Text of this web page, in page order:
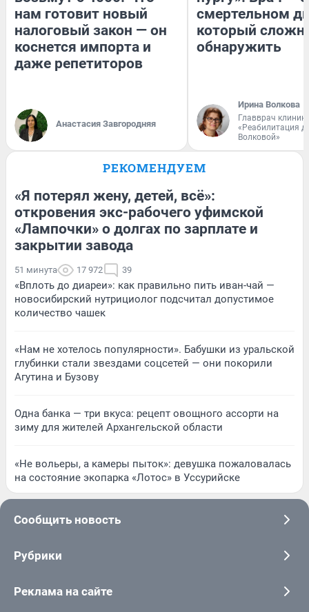
нам готовит новый
налоговый закон — он
коснется импорта и
даже репетиторов
Анастасия Завгородняя
смертельном
который
обнаружить
Ирина Волкова
Главврач
«Реабилитация
Волковой»
РЕКОМЕНДУЕМ
«Я потерял жену, детей, всё»:
откровения экс-рабочего уфимской
«Лампочки» о долгах по зарплате и
закрытии завода
51 минута 17 972 39
«Вплоть до диареи»: как правильно пить иван-чай —
новосибирский нутрициолог подсчитал допустимое
количество чашек
«Нам не хотелось популярности». Бабушки из уральской
глубинки стали звездами соцсетей — они покорили
Агутина и Бузову
Одна банка — три вкуса: рецепт овощного ассорти на
зиму для жителей Архангельской области
«Не вольеры, а камеры пыток»: девушка пожаловалась
на состояние экопарка «Лотос» в Уссурийске
Сообщить новость
Рубрики
Реклама на сайте